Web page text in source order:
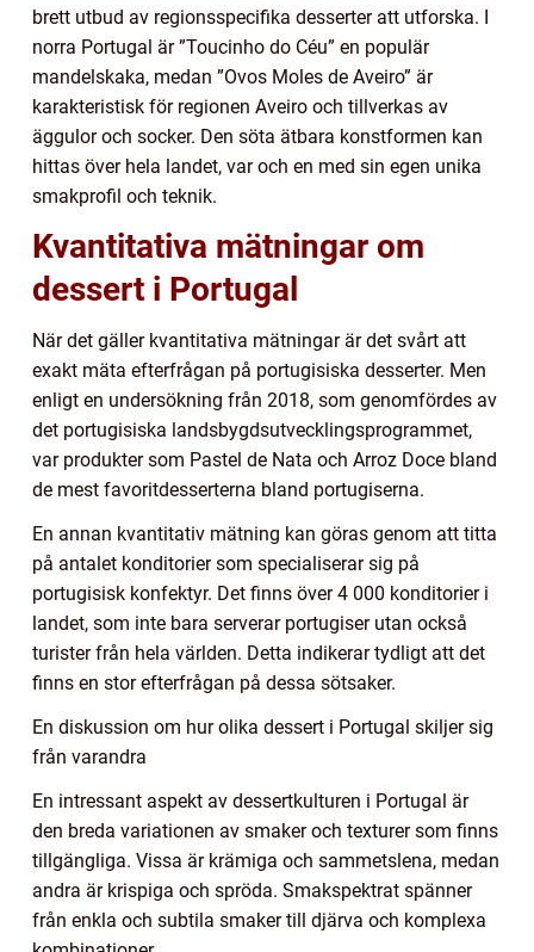
brett utbud av regionsspecifika desserter att utforska. I
norra Portugal är ”Toucinho do Céu” en populär
mandelskaka, medan ”Ovos Moles de Aveiro” är
karakteristisk för regionen Aveiro och tillverkas av
äggulor och socker. Den söta ätbara konstformen kan
hittas över hela landet, var och en med sin egen unika
smakprofil och teknik.
Kvantitativa mätningar om
dessert i Portugal
När det gäller kvantitativa mätningar är det svårt att
exakt mäta efterfrågan på portugisiska desserter. Men
enligt en undersökning från 2018, som genomfördes av
det portugisiska landsbygdsutvecklingsprogrammet,
var produkter som Pastel de Nata och Arroz Doce bland
de mest favoritdesserterna bland portugiserna.
En annan kvantitativ mätning kan göras genom att titta
på antalet konditorier som specialiserar sig på
portugisisk konfektyr. Det finns över 4 000 konditorier i
landet, som inte bara serverar portugiser utan också
turister från hela världen. Detta indikerar tydligt att det
finns en stor efterfrågan på dessa sötsaker.
En diskussion om hur olika dessert i Portugal skiljer sig
från varandra
En intressant aspekt av dessertkulturen i Portugal är
den breda variationen av smaker och texturer som finns
tillgängliga. Vissa är krämiga och sammetslena, medan
andra är krispiga och spröda. Smakspektrat spänner
från enkla och subtila smaker till djärva och komplexa